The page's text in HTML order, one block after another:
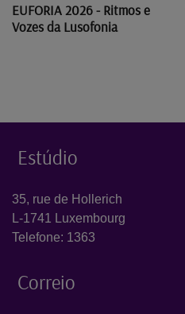
EUFORIA 2026 - Ritmos e
Vozes da Lusofonia
Estúdio
35, rue de Hollerich
L-1741 Luxembourg
Telefone: 1363
Correio